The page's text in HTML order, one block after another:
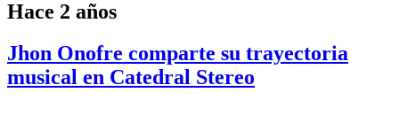
Hace 2 años
Jhon Onofre comparte su trayectoria
musical en Catedral Stereo